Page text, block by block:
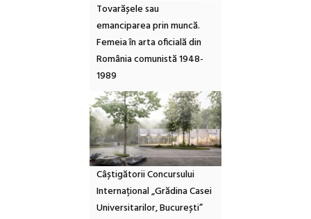
Tovarășele sau
emanciparea prin muncă.
Femeia în arta oficială din
România comunistă 1948-
1989
Câștigătorii Concursului
Internațional „Grădina Casei
Universitarilor, București”